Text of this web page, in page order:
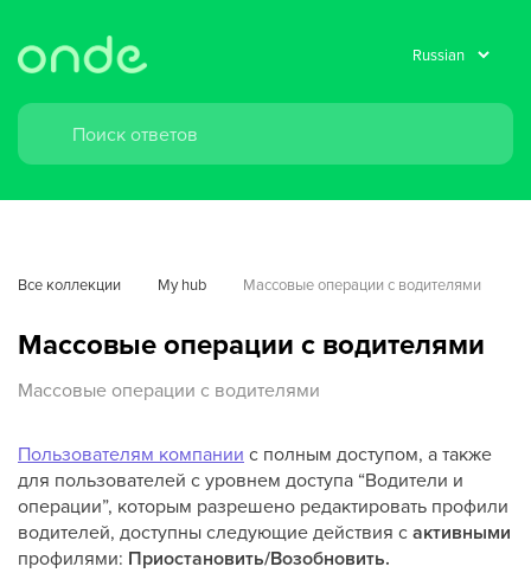
Все коллекции My hub Массовые операции с водителями
Массовые операции с водителями
Массовые операции с водителями
Пользователям компании с полным доступом, а также
для пользователей с уровнем доступа “Водители и
операции”, которым разрешено редактировать профили
водителей, доступны следующие действия сактивными
профилями: Приостановить/Возобновить.